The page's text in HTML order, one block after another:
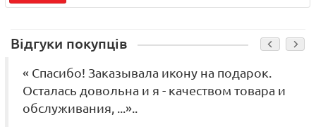
Відгуки покупців
« Спасибо! Заказывала икону на подарок.
Осталась довольна и я - качеством товара и
обслуживания, ...»..